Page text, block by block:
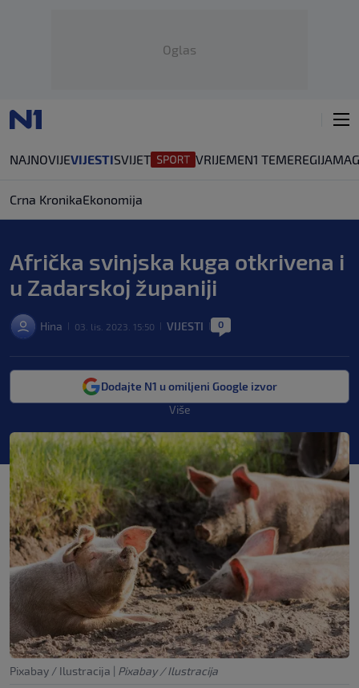
Oglas
NAJNOVIJEVIJESTISVIJET VRIJEMEN1 TEMEREGIJA
Crna KronikaEkonomija
Afrička svinjska kuga otkrivena i
u Zadarskoj županiji
Hina 03. lis. 2023. 15:50 VIJESTI 0
Dodajte N1 u omiljeni Google izvor
Više
Pixabay / Ilustracija | Pixabay / Ilustracija